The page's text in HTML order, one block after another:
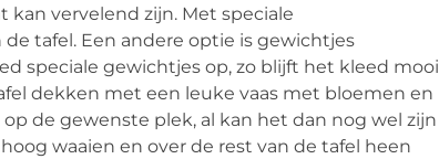
vervelend zijn. Met speciale
tafel. Een andere optie is gewichtjes
speciale gewichtjes op, zo blijft het kleed mooi
dekken met een leuke vaas met bloemen en
de gewenste plek, al kan het dan nog wel zijn
waaien en over de rest van de tafel heen